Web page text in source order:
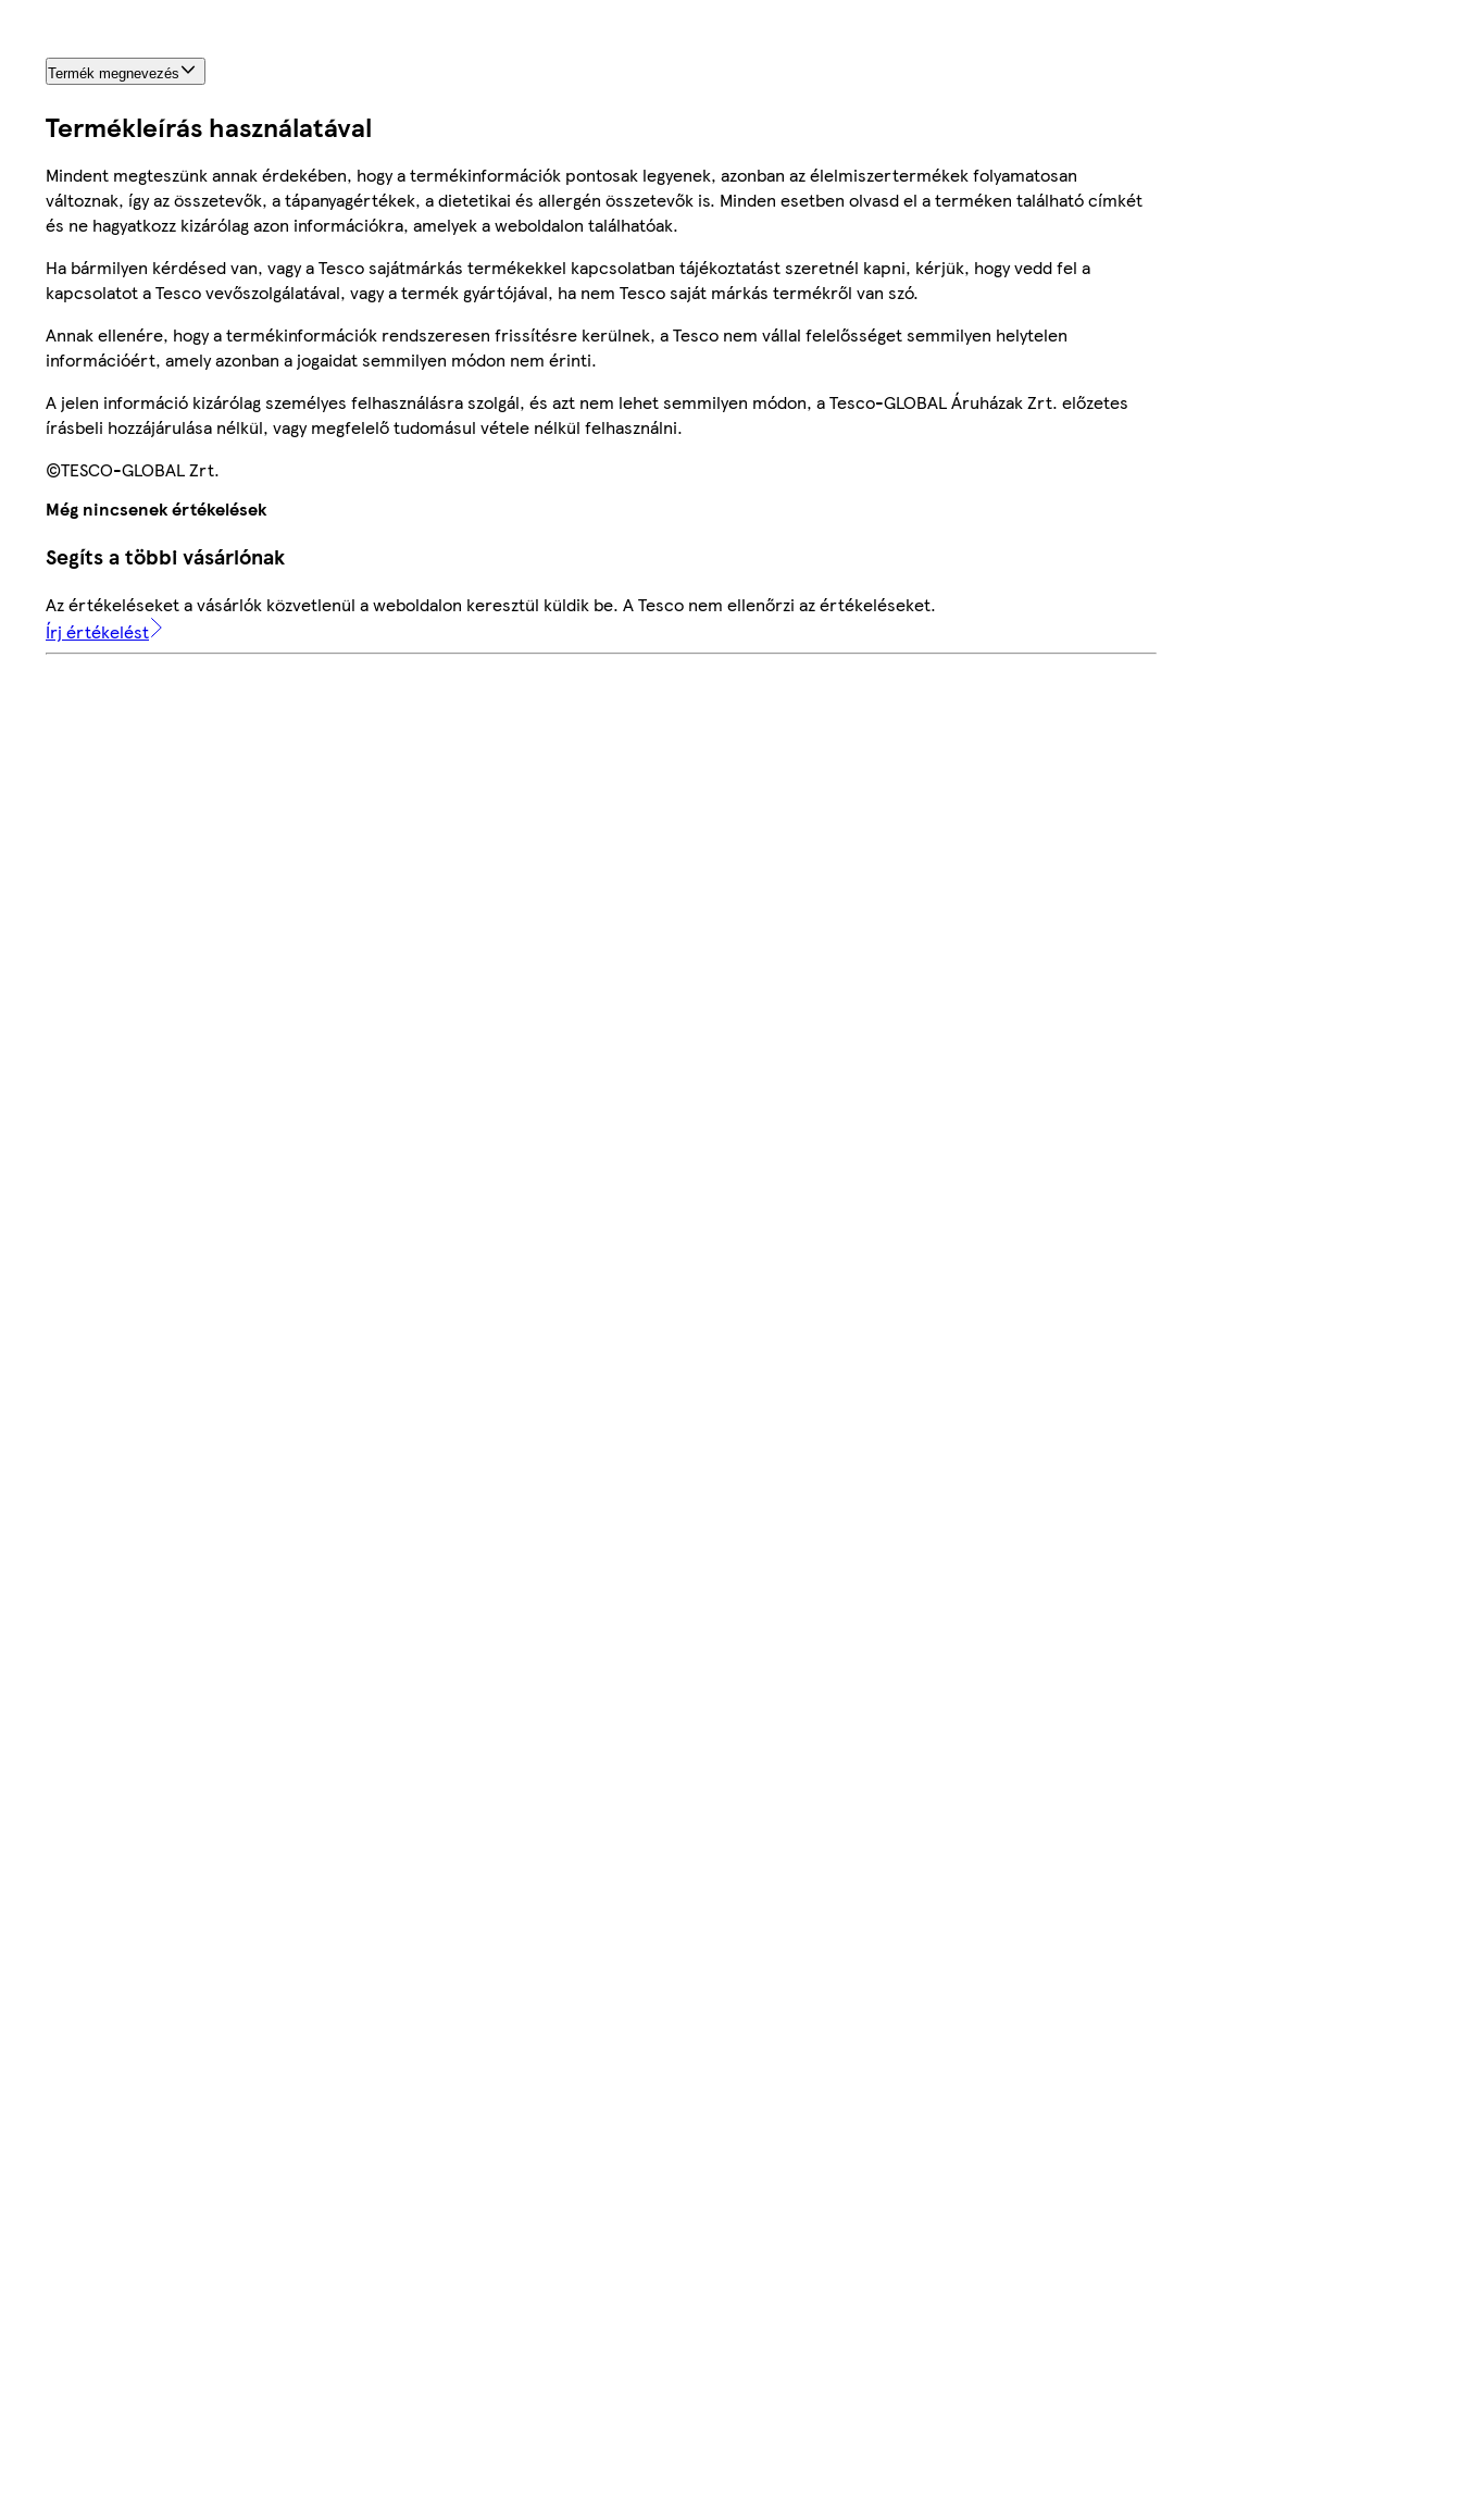
Termék megnevezés
Termékleírás használatával
Mindent megteszünk annak érdekében, hogy a termékinformációk pontosak legyenek, azonban az élelmiszertermékek folyamatosan
változnak, így az összetevők, a tápanyagértékek, a dietetikai és allergén összetevők is. Minden esetben olvasd el a terméken található címkét
és ne hagyatkozz kizárólag azon információkra, amelyek a weboldalon találhatóak.
Ha bármilyen kérdésed van, vagy a Tesco sajátmárkás termékekkel kapcsolatban tájékoztatást szeretnél kapni, kérjük, hogy vedd fel a
kapcsolatot a Tesco vevőszolgálatával, vagy a termék gyártójával, ha nem Tesco saját márkás termékről van szó.
Annak ellenére, hogy a termékinformációk rendszeresen frissítésre kerülnek, a Tesco nem vállal felelősséget semmilyen helytelen
információért, amely azonban a jogaidat semmilyen módon nem érinti.
A jelen információ kizárólag személyes felhasználásra szolgál, és azt nem lehet semmilyen módon, a Tesco-GLOBAL Áruházak Zrt. előzetes
írásbeli hozzájárulása nélkül, vagy megfelelő tudomásul vétele nélkül felhasználni.
©TESCO-GLOBAL Zrt.
Még nincsenek értékelések
Segíts a többi vásárlónak
Az értékeléseket a vásárlók közvetlenül a weboldalon keresztül küldik be. A Tesco nem ellenőrzi az értékeléseket.
Írj értékelést